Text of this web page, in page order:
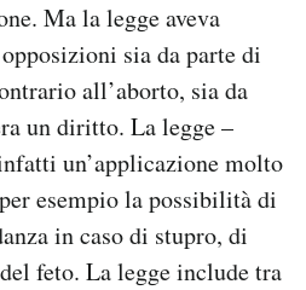
Ma la legge aveva
sia da parte di
all’aborto, sia da
un diritto. La legge –
un’applicazione molto
esempio la possibilità di
in caso di stupro, di
feto. La legge include tra